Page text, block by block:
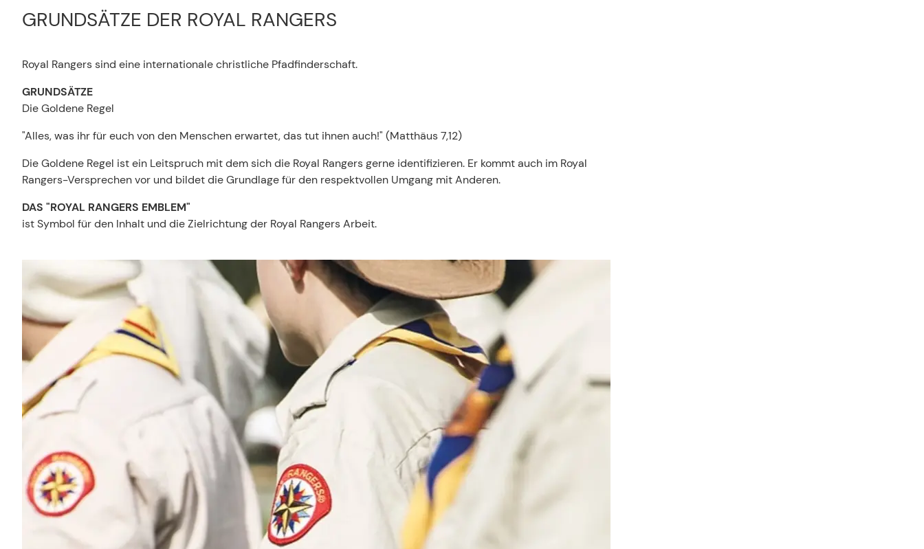
GRUNDSÄTZE DER ROYAL RANGERS
Royal Rangers sind eine internationale christliche Pfadfinderschaft.
GRUNDSÄTZE
Die Goldene Regel
"Alles, was ihr für euch von den Menschen erwartet, das tut ihnen auch!" (Matthäus 7,12)
Die Goldene Regel ist ein Leitspruch mit dem sich die Royal Rangers gerne identifizieren. Er kommt auch im Royal
Rangers-Versprechen vor und bildet die Grundlage für den respektvollen Umgang mit Anderen.
DAS "ROYAL RANGERS EMBLEM"
ist Symbol für den Inhalt und die Zielrichtung der Royal Rangers Arbeit.